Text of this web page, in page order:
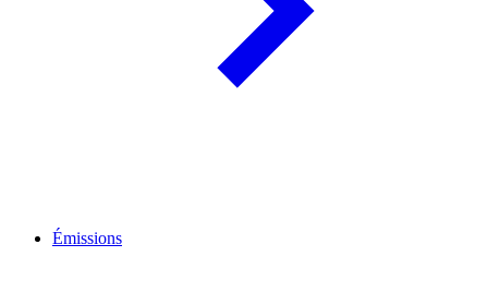
Émissions